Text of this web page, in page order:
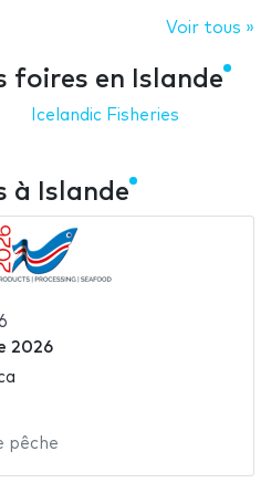
Voir tous »
foires en Islande
Icelandic Fisheries
à Islande
2026
pêche